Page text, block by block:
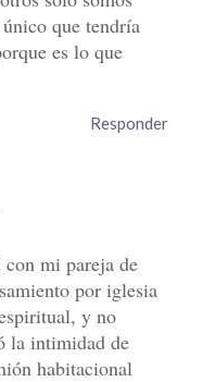
que tendría
es lo que
Responder
mi pareja de
por iglesia
y no
la intimidad de
habitacional